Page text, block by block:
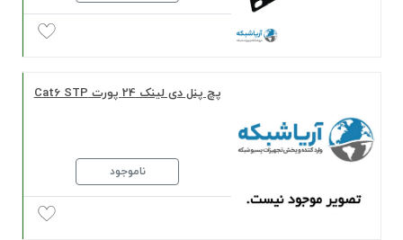
پچ پنل دی لینک 24 پورت Cat6 STP
ناموجود